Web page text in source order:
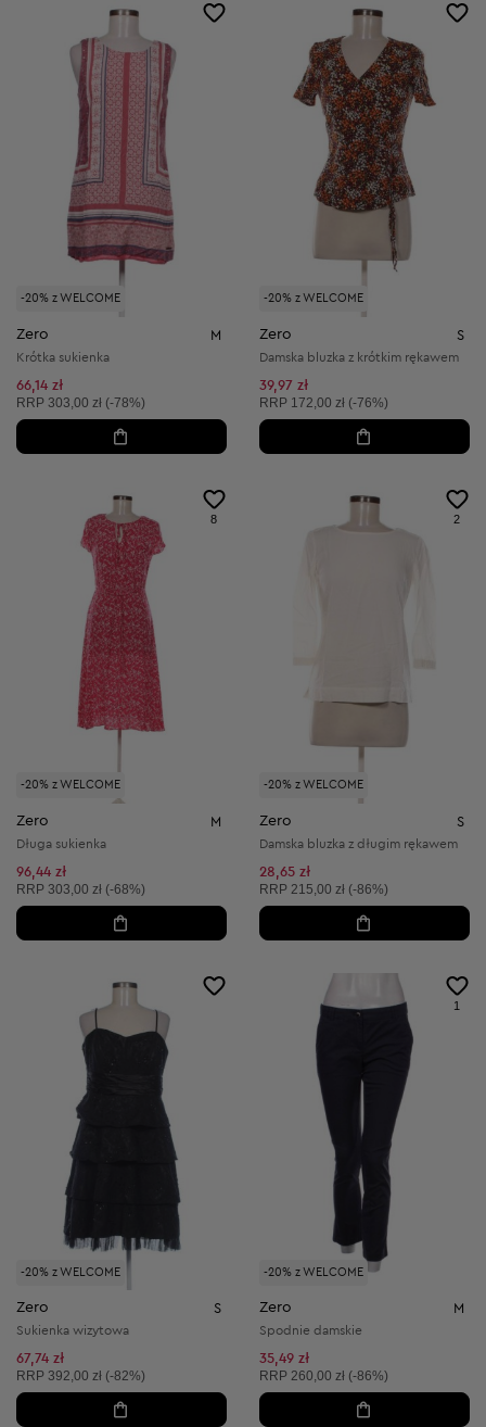
-20% z WELCOME
Zero M
Krótka sukienka
66,14 zł
Cena sugerowana:
RRP 303,00 zł (-78%)
-20% z WELCOME
Zero S
Damska bluzka z krótkim rękawem
39,97 zł
Cena sugerowana:
RRP 172,00 zł (-76%)
-20% z WELCOME
8
Zero M
Długa sukienka
96,44 zł
Cena sugerowana:
RRP 303,00 zł (-68%)
-20% z WELCOME
2
Zero S
Damska bluzka z długim rękawem
28,65 zł
Cena sugerowana:
RRP 215,00 zł (-86%)
-20% z WELCOME
Zero S
Sukienka wizytowa
67,74 zł
Cena sugerowana:
RRP 392,00 zł (-82%)
-20% z WELCOME
1
Zero M
Spodnie damskie
35,49 zł
Cena sugerowana:
RRP 260,00 zł (-86%)